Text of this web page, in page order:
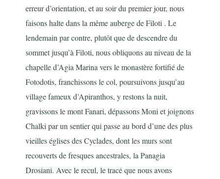
erreur d’orientation, et au soir du premier jour, nous
faisons halte dans la même auberge de Filoti . Le
lendemain par contre, plutôt que de descendre du
sommet jusqu’à Filoti, nous obliquons au niveau de la
chapelle d’Agia Marina vers le monastère fortifié de
Fotodotis, franchissons le col, poursuivons jusqu’au
village fameux d’Apiranthos, y restons la nuit,
gravissons le mont Fanari, dépassons Moni et joignons
Chalki par un sentier qui passe au bord d’une des plus
vieilles églises des Cyclades, dont les murs sont
recouverts de fresques ancestrales, la Panagia
Drosiani. Avec le recul, le tracé que nous avons